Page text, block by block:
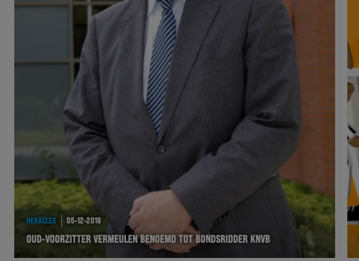
HERACLES 05-12-2018
OUD-VOORZITTER VERMEULEN BENOEMD TOT BONDSRIDDER KNVB